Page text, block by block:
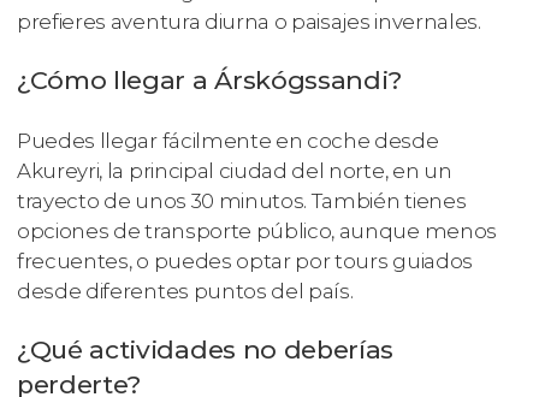
prefieres aventura diurna o paisajes invernales.
¿Cómo llegar a Árskógssandi?
Puedes llegar fácilmente en coche desde
Akureyri, la principal ciudad del norte, en un
trayecto de unos 30 minutos. También tienes
opciones de transporte público, aunque menos
frecuentes, o puedes optar por tours guiados
desde diferentes puntos del país.
¿Qué actividades no deberías
perderte?